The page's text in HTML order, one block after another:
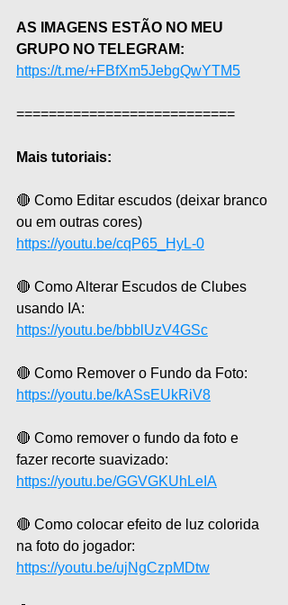
AS IMAGENS ESTÃO NO MEU
GRUPO NO TELEGRAM:
https://t.me/+FBfXm5JebgQwYTM5
===========================
Mais tutoriais:
🔴 Como Editar escudos (deixar branco
ou em outras cores)
https://youtu.be/cqP65_HyL-0
🔴 Como Alterar Escudos de Clubes
usando IA:
https://youtu.be/bbblUzV4GSc
🔴 Como Remover o Fundo da Foto:
https://youtu.be/kASsEUkRiV8
🔴 Como remover o fundo da foto e
fazer recorte suavizado:
https://youtu.be/GGVGKUhLeIA
🔴 Como colocar efeito de luz colorida
na foto do jogador:
https://youtu.be/ujNgCzpMDtw